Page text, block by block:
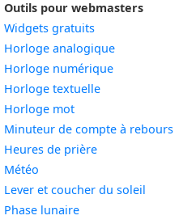
Outils pour webmasters
Widgets gratuits
Horloge analogiqueWidget
Horloge numériqueWidget
Horloge textuelleWidget
Horloge motWidget
Minuteur de compte à rebours
Heures de prièreWidget
Météo
Lever et coucher du soleil
Phase lunaireWidget